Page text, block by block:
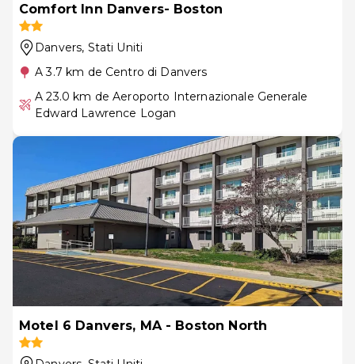
Comfort Inn Danvers- Boston
Danvers, Stati Uniti
A 3.7 km de Centro di Danvers
A 23.0 km de Aeroporto Internazionale Generale
Edward Lawrence Logan
Motel 6 Danvers, MA - Boston North